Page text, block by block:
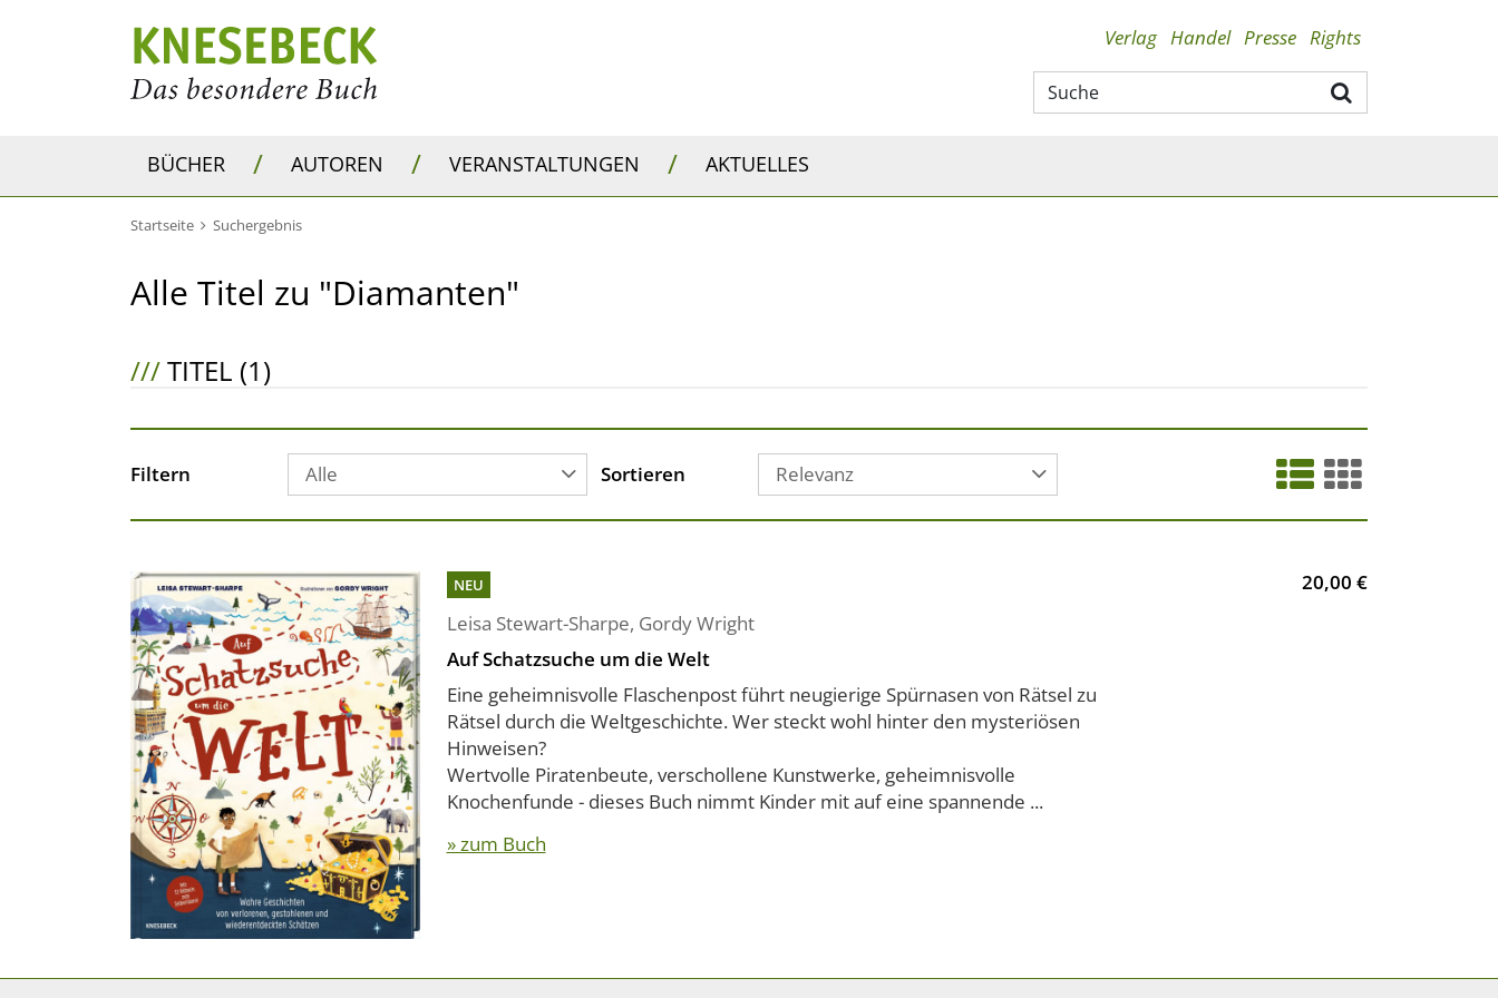
Verlag Handel Presse Rights
BÜCHER / AUTOREN / VERANSTALTUNGEN / AKTUELLES
Startseite Suchergebnis
Alle Titel zu "Diamanten"
///TITEL (1)
Filtern Alle Sortieren Relevanz
NEU
Leisa Stewart-Sharpe, Gordy Wright
Auf Schatzsuche um die Welt
Eine geheimnisvolle Flaschenpost führt neugierige Spürnasen von Rätsel zu
Rätsel durch die Weltgeschichte. Wer steckt wohl hinter den mysteriösen
Hinweisen?
Wertvolle Piratenbeute, verschollene Kunstwerke, geheimnisvolle
Knochenfunde - dieses Buch nimmt Kinder mit auf eine spannende ...
» zum Buch
20,00 €